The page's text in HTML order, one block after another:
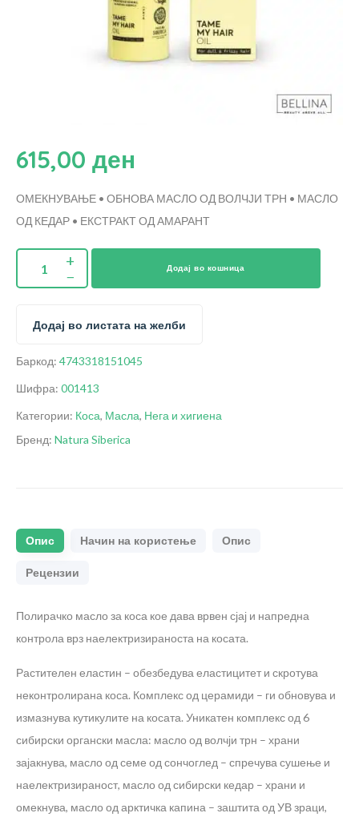
615,00 ден
ОМЕКНУВАЊЕ • ОБНОВА МАСЛО ОД ВОЛЧЈИ ТРН • МАСЛО
ОД КЕДАР • ЕКСТРАКТ ОД АМАРАНТ
Додај во кошница
Додај во листата на желби
Баркод: 4743318151045
Шифра: 001413
Категории: Коса, Масла, Нега и хигиена
Бренд: Natura Siberica
Опис Начин на користење Опис
Рецензии
Полирачко масло за коса кое дава врвен сјај и напредна
контрола врз наелектризираноста на косата.
Растителен еластин – обезбедува еластицитет и скротува
неконтролирана коса. Комплекс од церамиди – ги обновува и
измазнува кутикулите на косата. Уникатен комплекс од 6
сибирски органски масла: масло од волчји трн – храни
зајакнува, масло од семе од сончоглед – спречува сушење и
наелектризираност, масло од сибирски кедар – храни и
омекнува, масло од арктичка капина – заштита од УВ зраци,